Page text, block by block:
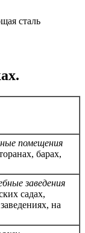
сталь
помещения
барах,
заведения
садах,
на